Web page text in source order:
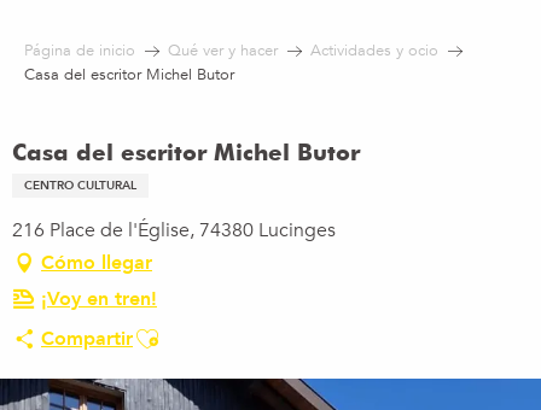
contenu
Página de inicio Qué ver y hacer
Actividades y ocio
Casa del escritor Michel Butor
Casa del escritor Michel Butor
CENTRO CULTURAL
216 Place de l'Église, 74380 Lucinges
Cómo llegar
¡Voy en tren!
CompartirAjouter aux favoris